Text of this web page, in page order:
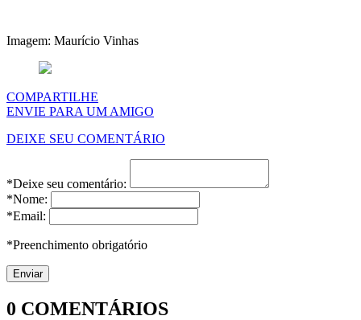
Imagem: Maurício Vinhas
COMPARTILHE
ENVIE PARA UM AMIGO
DEIXE SEU COMENTÁRIO
*Deixe seu comentário:
*Nome:
*Email:
*Preenchimento obrigatório
0 COMENTÁRIOS